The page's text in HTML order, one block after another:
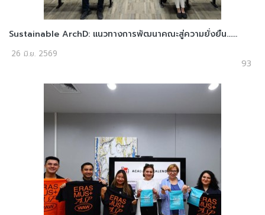
Sustainable ArchD: แนวทางการพัฒนาคณะสู่ความยั่งยืน......
26 มิ.ย. 2569
93